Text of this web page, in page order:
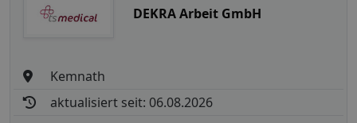
DEKRA Arbeit GmbH
Kemnath
aktualisiert seit: 06.08.2026